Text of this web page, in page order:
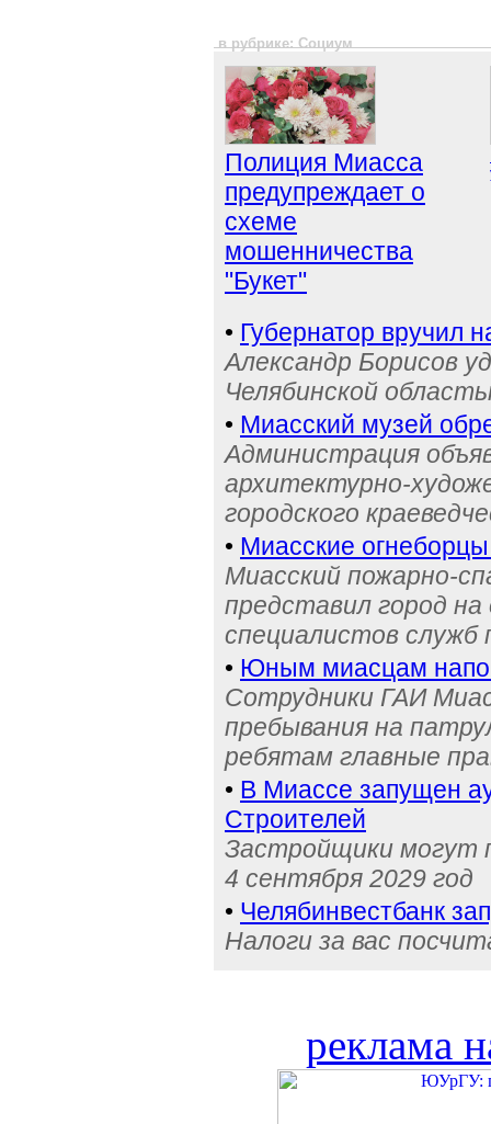
в рубрике: Социум
Полиция Миасса
предупреждает о
схеме
мошенничества
"Букет"
• Губернатор вручил
Александр Борисов
Челябинской
• Миасский музей
Администрация
архитектурно-
городского
• Миасские
Миасский пожарно-
представил город
специалистов
• Юным миасцам
Сотрудники ГАИ
пребывания на
ребятам главные
• В Миассе запущен
Строителей
Застройщики могут
4 сентября 2029 год
• Челябинвестбанк
Налоги за вас
реклама